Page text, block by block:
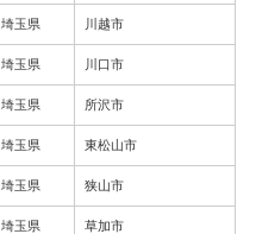
埼玉県 川越市
埼玉県 川口市
埼玉県 所沢市
埼玉県 東松山市
埼玉県 狭山市
埼玉県 草加市